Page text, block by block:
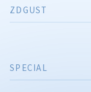
SPECIAL
ZDGUST